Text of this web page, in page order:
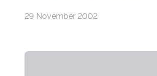
29 November 2002